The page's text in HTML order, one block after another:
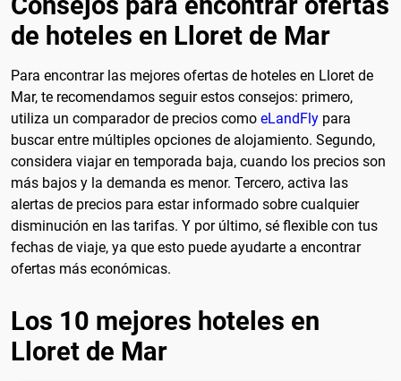
de hoteles en Lloret de Mar
Para encontrar las mejores ofertas de hoteles en Lloret de
Mar, te recomendamos seguir estos consejos: primero,
utiliza un comparador de precios como eLandFly para
buscar entre múltiples opciones de alojamiento. Segundo,
considera viajar en temporada baja, cuando los precios son
más bajos y la demanda es menor. Tercero, activa las
alertas de precios para estar informado sobre cualquier
disminución en las tarifas. Y por último, sé flexible con tus
fechas de viaje, ya que esto puede ayudarte a encontrar
ofertas más económicas.
Los 10 mejores hoteles en
Lloret de Mar